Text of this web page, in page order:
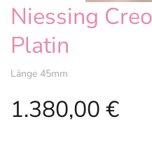
Niessing
Platin
Länge 45mm
1.380,00 €